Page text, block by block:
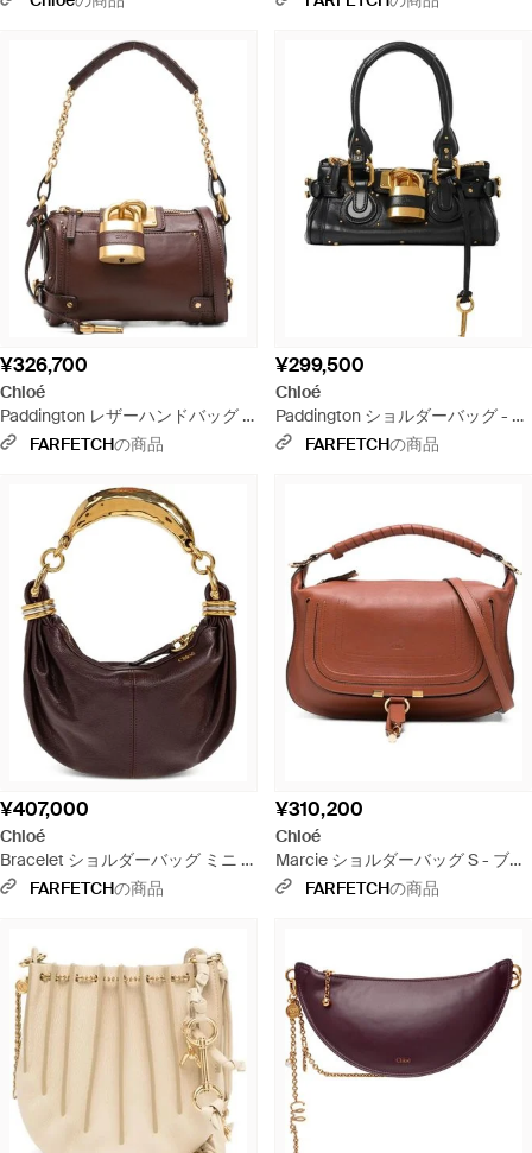
¥326,700
Chloé
Paddington レザーハンドバッグ S
- マルチカラー
FARFETCHの商品
¥299,500
Chloé
Paddington ショルダーバッグ - ブ
ラックFARFETCHの商品
¥407,000
Chloé
Bracelet ショルダーバッグ ミニ -
ブラウンFARFETCHの商品
¥310,200
Chloé
Marcie ショルダーバッグ S - ブラ
ウンFARFETCHの商品